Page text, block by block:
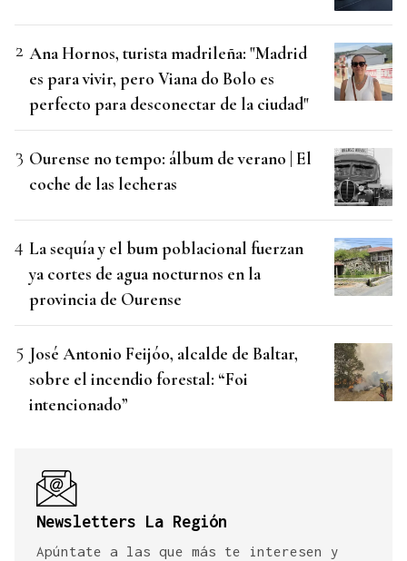
Ana Hornos, turista madrileña: "Madrid
es para vivir, pero Viana do Bolo es
perfecto para desconectar de la ciudad"
Ourense no tempo: álbum de verano | El
coche de las lecheras
La sequía y el bum poblacional fuerzan
ya cortes de agua nocturnos en la
provincia de Ourense
José Antonio Feijóo, alcalde de Baltar,
sobre el incendio forestal: “Foi
intencionado”
Newsletters La Región
Apúntate a las que más te interesen y